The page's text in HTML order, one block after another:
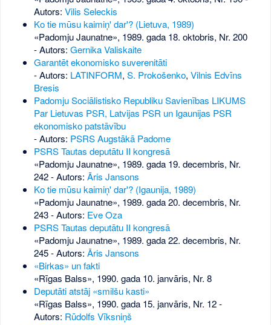
Autors: Vilis Seleckis
Ko tie mūsu kaimiņ' dar'? (Lietuva, 1989)
«Padomju Jaunatne», 1989. gada 18. oktobris, Nr. 200
- Autors: Gernika Valiskaite
Garantēt ekonomisko suverenitāti
- Autors: LATINFORM, S. Prokošenko, Vilnis Edvīns
Bresis
Padomju Sociālistisko Republiku Savienības LIKUMS
Par Lietuvas PSR, Latvijas PSR un Igaunijas PSR
ekonomisko patstāvību
- Autors: PSRS Augstākā Padome
PSRS Tautas deputātu II kongresā
«Padomju Jaunatne», 1989. gada 19. decembris, Nr.
242- Autors: Āris Jansons
Ko tie mūsu kaimiņ' dar'? (Igaunija, 1989)
«Padomju Jaunatne», 1989. gada 20. decembris, Nr.
243- Autors: Eve Oza
PSRS Tautas deputātu II kongresā
«Padomju Jaunatne», 1989. gada 22. decembris, Nr.
245- Autors: Āris Jansons
«Birkas» un fakti
«Rīgas Balss», 1990. gada 10. janvāris, Nr. 8
Deputāti atstāj «smilšu kasti»
«Rīgas Balss», 1990. gada 15. janvāris, Nr. 12-
Autors: Rūdolfs Vīksniņš